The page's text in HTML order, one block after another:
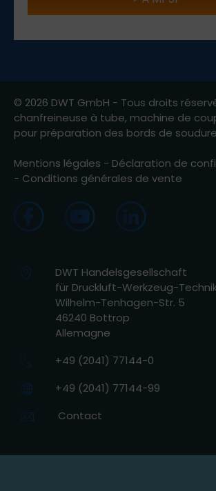
© 2026 DWT GmbH - Tous droits
chanfreineuse à tube, machine de
pour préparation des bords de soudure
Mentions légales - Déclaration de
- Conditions générales de vente
DWT Handelsgesellschaft
für Druckluft-Werkzeug-
Wilhelm-Tenhagen-Str. 5
46240 Bottrop
Allemagne
+49 (2041) 77144-0
+49 (2041) 77144-99
Contact